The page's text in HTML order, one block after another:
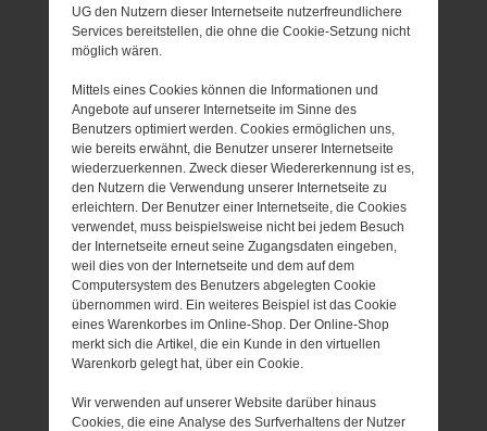
UG den Nutzern dieser Internetseite nutzerfreundlichere
Services bereitstellen, die ohne die Cookie-Setzung nicht
möglich wären.
Mittels eines Cookies können die Informationen und
Angebote auf unserer Internetseite im Sinne des
Benutzers optimiert werden. Cookies ermöglichen uns,
wie bereits erwähnt, die Benutzer unserer Internetseite
wiederzuerkennen. Zweck dieser Wiedererkennung ist es,
den Nutzern die Verwendung unserer Internetseite zu
erleichtern. Der Benutzer einer Internetseite, die Cookies
verwendet, muss beispielsweise nicht bei jedem Besuch
der Internetseite erneut seine Zugangsdaten eingeben,
weil dies von der Internetseite und dem auf dem
Computersystem des Benutzers abgelegten Cookie
übernommen wird. Ein weiteres Beispiel ist das Cookie
eines Warenkorbes im Online-Shop. Der Online-Shop
merkt sich die Artikel, die ein Kunde in den virtuellen
Warenkorb gelegt hat, über ein Cookie.
Wir verwenden auf unserer Website darüber hinaus
Cookies, die eine Analyse des Surfverhaltens der Nutzer